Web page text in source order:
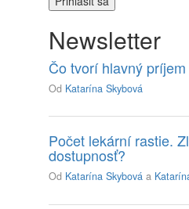
Newsletter
Čo tvorí hlavný
Od Katarína Skybová
Počet lekární rastie.
dostupnosť?
Od Katarína Skybová a